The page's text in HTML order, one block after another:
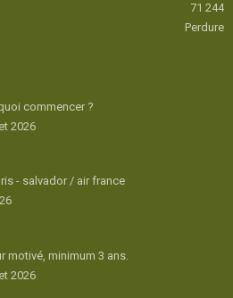
71 244
Perdure
commencer ?
2026
- salvador / air france
motivé, minimum 3 ans.
2026